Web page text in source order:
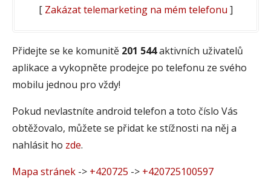
[ Zakázat telemarketing na mém telefonu ]
Přidejte se ke komunitě 201 544aktivních uživatelů
aplikace a vykopněte prodejce po telefonu ze svého
mobilu jednou pro vždy!
Pokud nevlastníte android telefon a toto číslo Vás
obtěžovalo, můžete se přidat ke stížnosti na něj a
nahlásit ho zde.
Mapa stránek -> +420725 -> +420725100597